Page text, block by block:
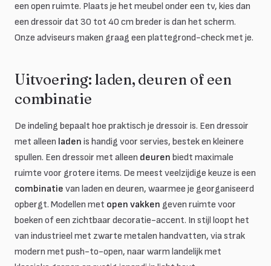
een open ruimte. Plaats je het meubel onder een tv, kies dan
een dressoir dat 30 tot 40 cm breder is dan het scherm.
Onze adviseurs maken graag een plattegrond-check met je.
Uitvoering: laden, deuren of een
combinatie
De indeling bepaalt hoe praktisch je dressoir is. Een dressoir
met alleen laden is handig voor servies, bestek en kleinere
spullen. Een dressoir met alleen deuren biedt maximale
ruimte voor grotere items. De meest veelzijdige keuze is een
combinatie van laden en deuren, waarmee je georganiseerd
opbergt. Modellen met open vakken geven ruimte voor
boeken of een zichtbaar decoratie-accent. In stijl loopt het
van industrieel met zwarte metalen handvatten, via strak
modern met push-to-open, naar warm landelijk met